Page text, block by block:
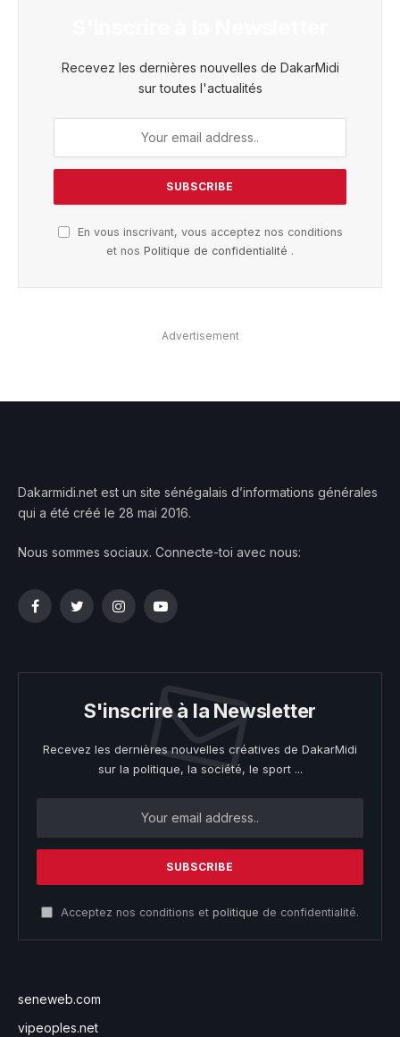
Recevez les dernières nouvelles de DakarMidi
sur toutes l'actualités
En vous inscrivant, vous acceptez nos conditions
et nos Politique de confidentialité .
Advertisement
Dakarmidi.net est un site sénégalais d’informations générales
qui a été créé le 28 mai 2016.
Nous sommes sociaux. Connecte-toi avec nous:
FacebookTwitterInstagramYouTube
S'inscrire à la Newsletter
Recevez les dernières nouvelles créatives de DakarMidi
sur la politique, la société, le sport ...
Acceptez nos conditions et politique de confidentialité.
seneweb.com
vipeoples.net